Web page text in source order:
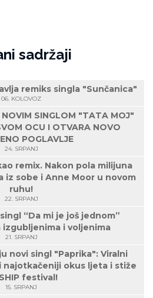
sadržaji
remiks singla "Sunčanica"
06. KOLOVOZ
SINGLOM "TATA MOJ"
OCU I OTVARA NOVO
POGLAVLJE
24. SRPANJ
remix. Nakon pola milijuna
iz sobe i Anne Moor u novom
ruhu!
22. SRPANJ
“Da mi je još jednom”
izgubljenima i voljenima
21. SRPANJ
novi singl "Paprika": Viralni
najotkačeniji okus ljeta i stiže
festival!
15. SRPANJ